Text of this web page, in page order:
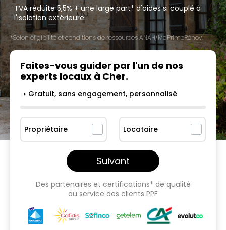
TVA réduite 5,5% + une large part* d'aides si couplé à
l'isolation extérieure.
*Selon éligibilité et conditions de ressources ANAH/MaPrimeRénov'.
Faites-vous guider par l'un de nos
experts locaux à Cher.
➝ Gratuit, sans engagement, personnalisé
Propriétaire Locataire
Suivant
Des partenaires et certifications* de qualité
au service des clients PPF